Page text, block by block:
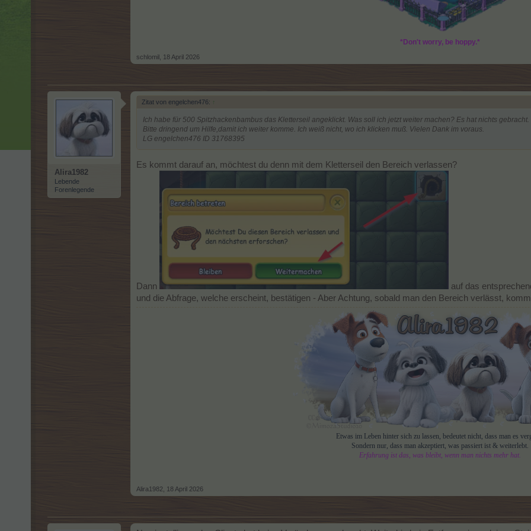
*Don't worry, be hoppy.*
schlomil 18 April 2026
Alira1982
Lebende
Forenlegende
Zitat von engelchen476: ↑
Ich habe für 500 Spitzhackenbambus das Kletterseil angeklickt. Was soll ich jetzt weiter machen? Es hat nichts gebracht.
Bitte dringend um Hilfe,damit ich weiter komme. Ich weiß nicht, wo ich klicken muß. Vielen Dank im voraus.
LG engelchen476 ID 31768395
Es kommt darauf an, möchtest du denn mit dem Kletterseil den Bereich verlassen?
Dann
auf das
und die Abfrage, welche erscheint, bestätigen - Aber Achtung, sobald man den Bereich verlässt,
Etwas im Leben hinter sich zu lassen, bedeutet nicht, dass man es
Sondern nur, dass man akzeptiert, was passiert ist & weiterlebt.
Erfahrung ist das, was bleibt, wenn man nichts mehr hat.
Alira1982 18 April 2026